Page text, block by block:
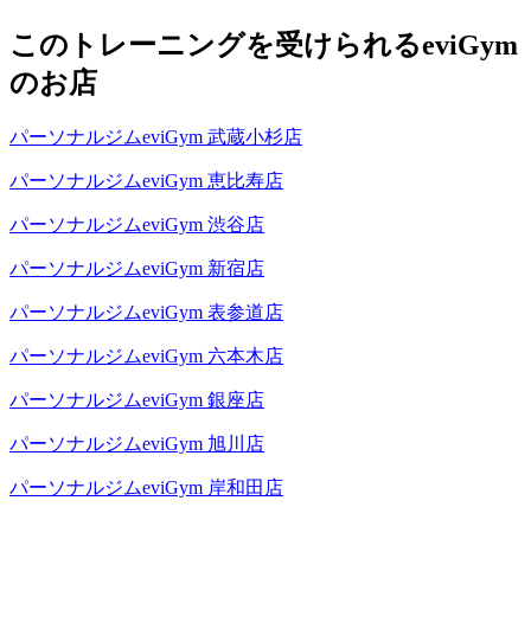
このトレーニングを受けられるeviGym
のお店
パーソナルジムeviGym 武蔵小杉店
パーソナルジムeviGym 恵比寿店
パーソナルジムeviGym 渋谷店
パーソナルジムeviGym 新宿店
パーソナルジムeviGym 表参道店
パーソナルジムeviGym 六本木店
パーソナルジムeviGym 銀座店
パーソナルジムeviGym 旭川店
パーソナルジムeviGym 岸和田店